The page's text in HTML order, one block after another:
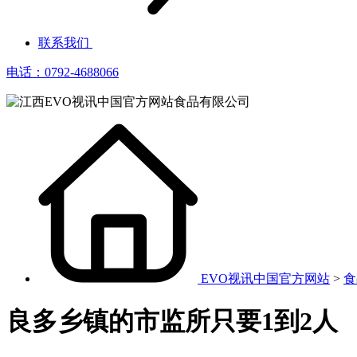
联系我们
电话：0792-4688066
EVO视讯中国官方网站 >
良多乡镇的市监所只要1到2人